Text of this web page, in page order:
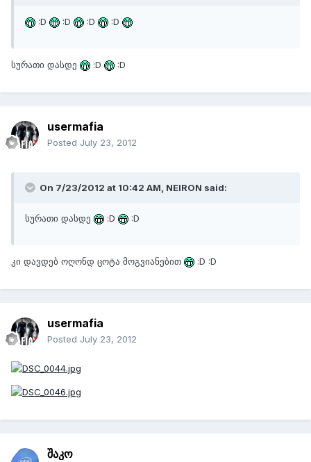
:D :D :D :D
სურათი დასდე :D :D
usermafia
Posted July 23, 2012
On 7/23/2012 at 10:42 AM, NEIRON said:
სურათი დასდე :D :D
კი დავდებ ოღონდ ცოტა მოგვიანებით :D :D
usermafia
Posted July 23, 2012
შაკო